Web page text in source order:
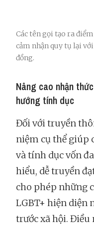
Các tên gọi tạo ra
cảm nhận quy tụ lại
đồng.
Nâng cao nhận
hướng tính dục
Đối với truyền
niệm cụ thể giúp
và tính dục vốn
hiểu, dễ truyền
cho phép những
LGBT+ hiện diện
trước xã hội.